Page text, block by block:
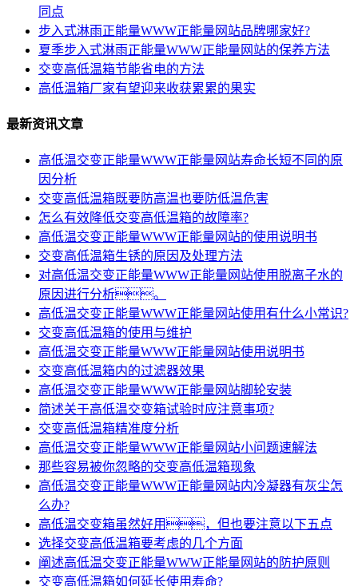
同点
步入式淋雨正能量WWW正能量网站品牌哪家好?
夏季步入式淋雨正能量WWW正能量网站的保养方法
交变高低温箱节能省电的方法
高低温箱厂家有望迎来收获累累的果实
最新资讯文章
高低温交变正能量WWW正能量网站寿命长短不同的原
因分析
交变高低温箱既要防高温也要防低温危害
怎么有效降低交变高低温箱的故障率?
高低温交变正能量WWW正能量网站的使用说明书
交变高低温箱生锈的原因及处理方法
对高低温交变正能量WWW正能量网站使用脱离子水的
原因进行分析。
高低温交变正能量WWW正能量网站使用有什么小常识?
交变高低温箱的使用与维护
高低温交变正能量WWW正能量网站使用说明书
交变高低温箱内的过滤器效果
高低温交变正能量WWW正能量网站脚轮安装
简述关于高低温交变箱试验时应注意事项?
交变高低温箱精准度分析
高低温交变正能量WWW正能量网站小问题速解法
那些容易被你忽略的交变高低温箱现象
高低温交变正能量WWW正能量网站内冷凝器有灰尘怎
么办?
高低温交变箱虽然好用，但也要注意以下五点
选择交变高低温箱要考虑的几个方面
阐述高低温交变正能量WWW正能量网站的防护原则
交变高低温箱如何延长使用寿命?